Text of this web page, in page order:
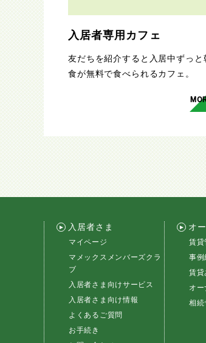
入居者専用カフェ
友だちを紹介すると入居中ずっと
食が無料で食べられるカフェ。
入居者さま
マイページ
マメックスメンバーズクラ
ブ
入居者さま向けサービス
入居者さま向け情報
よくあるご質問
お手続き
オ
賃貸
事例
賃貸
オ
相続